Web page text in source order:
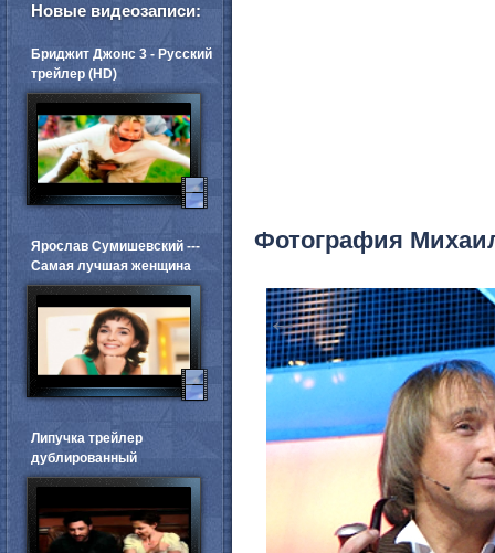
Фотография
←
Новые видеозаписи:
Бриджит Джонс 3 - Русский
трейлер (HD)
Ярослав Сумишевский ---
Самая лучшая женщина
Липучка трейлер
дублированный